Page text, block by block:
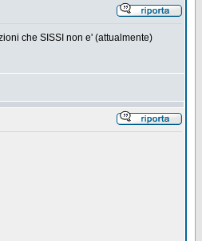
che SISSI non e' (attualmente)